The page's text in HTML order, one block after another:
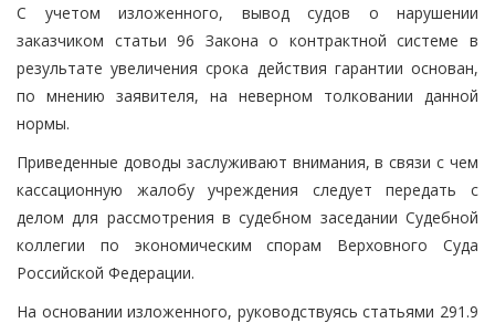
С учетом изложенного, вывод судов о нарушении
заказчиком статьи 96 Закона о контрактной системе в
результате увеличения срока действия гарантии основан,
по мнению заявителя, на неверном толковании данной
нормы.
Приведенные доводы заслуживают внимания, в связи с чем
кассационную жалобу учреждения следует передать с
делом для рассмотрения в судебном заседании Судебной
коллегии по экономическим спорам Верховного Суда
Российской Федерации.
На основании изложенного, руководствуясь статьями 291.9